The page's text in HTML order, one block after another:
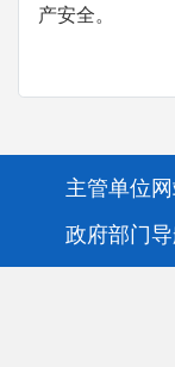
产安全。
主管单位
政府部门